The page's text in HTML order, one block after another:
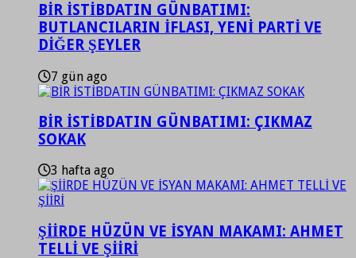
BİR İSTİBDATIN GÜNBATIMI:
BUTLANCILARIN İFLASI, YENİ PARTİ VE
DİĞER ŞEYLER
7 gün ago
BİR İSTİBDATIN GÜNBATIMI: ÇIKMAZ
SOKAK
3 hafta ago
ŞİİRDE HÜZÜN VE İSYAN MAKAMI: AHMET
TELLİ VE ŞİİRİ